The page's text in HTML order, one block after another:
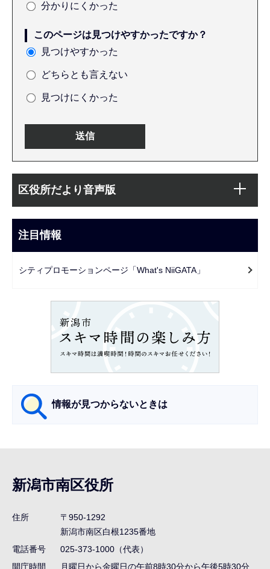
分かりにくかった
このページは見つけやすかったですか？
見つけやすかった
どちらとも言えない
見つけにくかった
文
こ
ま
で
ビ
ー
区役所だより音声版
注目情報
シティプロモーションページ「What's NiiGATA」
情報が見つからないときは
ナ
ビ
ゲ
シ
ョ
新潟市南区役所
住所
〒950-1292
新潟市南区白根1235番地
電話番号
025-373-1000（代表）
開庁時間
月曜日から金曜日の午前8時30分から午後5時30分